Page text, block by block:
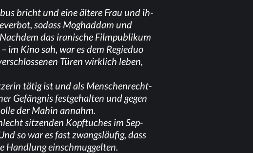
bricht und eine äl­te­re Frau und ih­
so­dass Mog­had­dam und
das ira­ni­sche Film­pu­bli­kum
Kino sah, war es dem Re­gie­duo
Tü­ren wirk­lich le­ben,
tä­tig ist und als Men­schen­recht­
Ge­fäng­nis fest­ge­hal­ten und ge­gen
der Ma­hin annahm.
sit­zen­den Kopf­tu­ches im Sep­
so war es fast zwangs­läu­fig, dass
Hand­lung einschmuggelten.